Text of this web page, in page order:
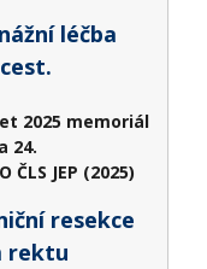
léčba
2025 memoriál
24.
JEP (2025)
resekce
rektu